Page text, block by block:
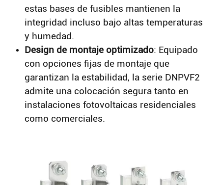
estas bases de fusibles mantienen la
integridad incluso bajo altas temperaturas
y humedad.
Design de montaje optimizado: Equipado
con opciones fijas de montaje que
garantizan la estabilidad, la serie DNPVF2
admite una colocación segura tanto en
instalaciones fotovoltaicas residenciales
como comerciales.
Buscar